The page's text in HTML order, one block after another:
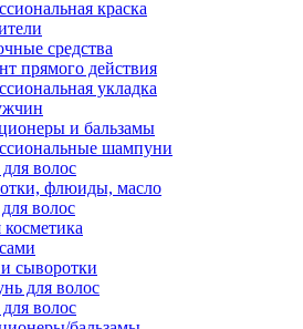
краска
средства
прямого действия
укладка
и бальзамы
шампуни
волос
флюиды, масло
волос
сыворотки
для волос
волос